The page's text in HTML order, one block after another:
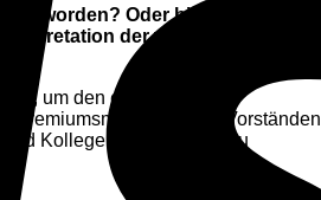
worden? Oder bist Du schon
der wirtschaftlichen
um den eigenen
Gremiumsmitglieder den Vorständen
Kollegen sachgerecht zu